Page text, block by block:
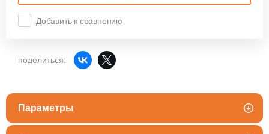
Добавить к сравнению
поделиться:
Параметры